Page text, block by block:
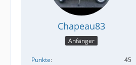
Chapeau83
Anfänger
Punkte
45